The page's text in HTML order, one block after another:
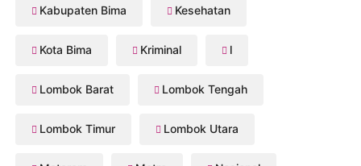
Kabupaten Bima Kesehatan
Kota Bima Kriminal l
Lombok Barat Lombok Tengah
Lombok Timur Lombok Utara